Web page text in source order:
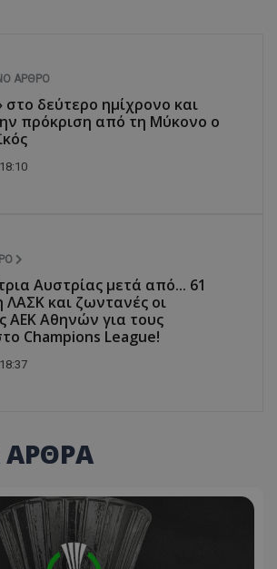
ΆΡΘΡΟ
δεύτερο ημίχρονο και
πρόκριση από τη Μύκονο ο
Αυστρίας μετά από... 61
ΛΑΣΚ και ζωντανές οι
ΑΕΚ Αθηνών για τους
Champions League!
ΑΡΘΡΑ